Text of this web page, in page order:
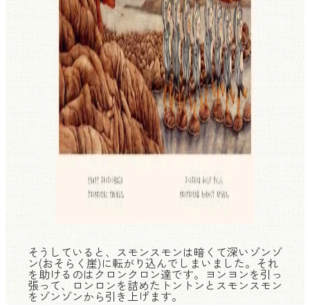
そうしていると、スモンスモンは暗くて深いゾンゾ
ン(おそらく崖)に転がり込んでしまいました。それ
を助けるのはクロンクロン達です。ヨンヨンを引っ
張って、ロンロンを詰めたトントンとスモンスモン
をゾンゾンから引き上げます。